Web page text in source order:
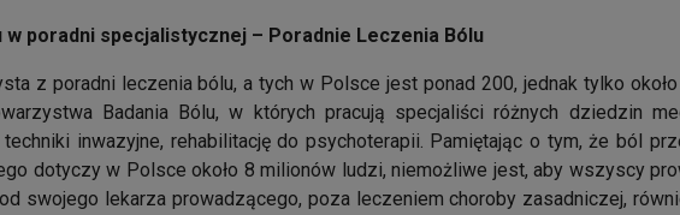
poradni specjalistycznej – Poradnie Leczenia Bólu
z poradni leczenia bólu, a tych w Polsce jest ponad 200, jednak tylko
Badania Bólu, w których pracują specjaliści różnych dziedzin
inwazyjne, rehabilitację do psychoterapii. Pamiętając o tym, że ból
dotyczy w Polsce około 8 milionów ludzi, niemożliwe jest, aby wszyscy
swojego lekarza prowadzącego, poza leczeniem choroby zasadniczej,